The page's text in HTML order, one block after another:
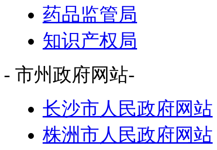
药品监管局
知识产权局
- 市州政府网站-
长沙市人民政府网站
株洲市人民政府网站